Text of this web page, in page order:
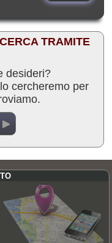
TRAMITE
desideri?
cercheremo per